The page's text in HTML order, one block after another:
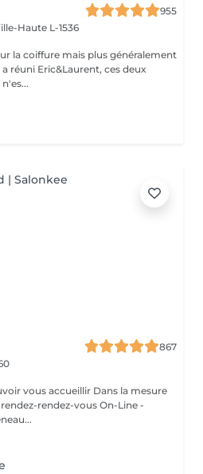
955
Haute L-1536
la coiffure mais plus généralement
réuni Eric&Laurent, ces deux
867
Dans la mesure
rendez-vous On-Line -